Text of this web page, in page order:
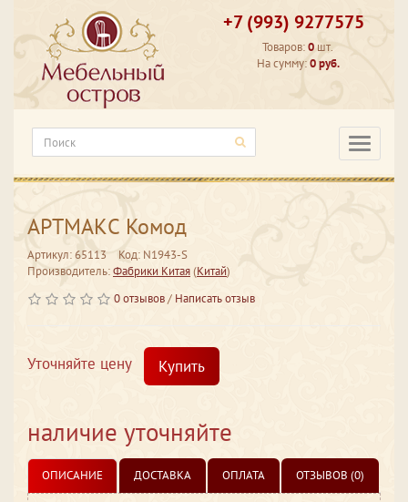
+7 (993) 9277575
Товаров:0 шт.
На сумму:0 руб.
АРТМАКС Комод
Артикул: 65113
Код: N1943-S
Производитель:Фабрики Китая(Китай)
0 отзывов/ Написать отзыв
Уточняйте цену Купить
наличие уточняйте
ОПИСАНИЕ ДОСТАВКА ОПЛАТА ОТЗЫВОВ (0)